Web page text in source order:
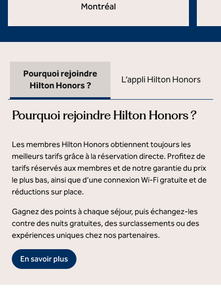
Montréal
Pourquoi rejoindre
Hilton Honors ?
L’appli Hilton Honors
Pourquoi rejoindre Hilton Honors ?
Les membres Hilton Honors obtiennent toujours les
meilleurs tarifs grâce à la réservation directe. Profitez de
tarifs réservés aux membres et de notre garantie du prix
le plus bas, ainsi que d’une connexion Wi-Fi gratuite et de
réductions sur place.
Gagnez des points à chaque séjour, puis échangez-les
contre des nuits gratuites, des surclassements ou des
expériences uniques chez nos partenaires.
En savoir plus